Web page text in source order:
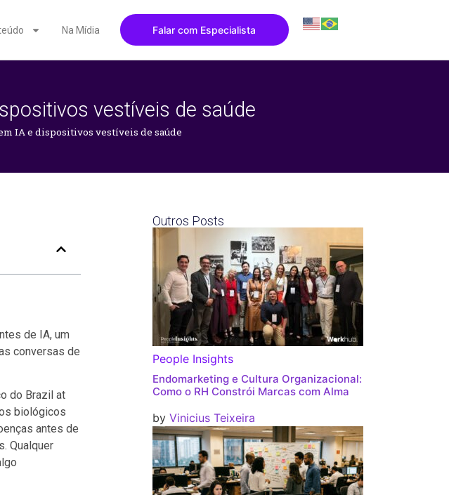
Na Mídia Falar com Especialista
vestíveis de saúde
IA e dispositivos vestíveis de saúde
de IA, um
conversas de
do Brazil at
biológicos
antes de
Qualquer
Outros Posts
People Insights
Endomarketing e Cultura Organizacional:
Como o RH Constrói Marcas com Alma
by Vinicius Teixeira